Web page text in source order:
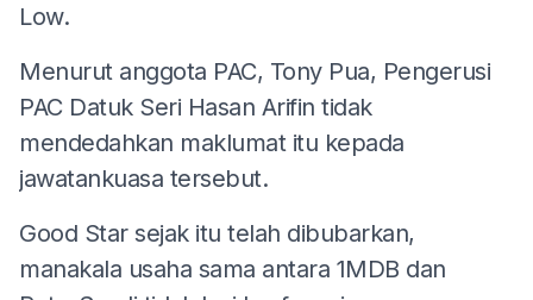
Low.
Menurut anggota PAC, Tony Pua, Pengerusi
PAC Datuk Seri Hasan Arifin tidak
mendedahkan maklumat itu kepada
jawatankuasa tersebut.
Good Star sejak itu telah dibubarkan,
manakala usaha sama antara 1MDB dan